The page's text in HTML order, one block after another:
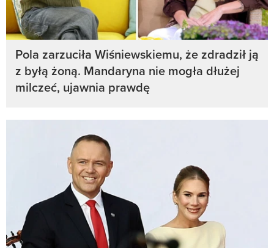
Pola zarzuciła Wiśniewskiemu, że zdradził ją
z byłą żoną. Mandaryna nie mogła dłużej
milczeć, ujawnia prawdę